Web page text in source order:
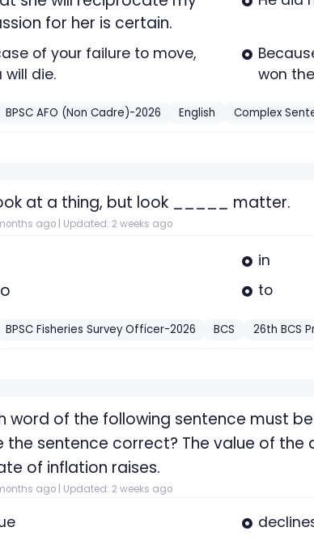
for her is certain.
of your failure to move,
will die.
won
BPSC AFO (Non Cadre)-2026 English Complex
at a thing, but look _____ matter.
ago | Updated: 2 weeks ago
in
to
BPSC Fisheries Survey Officer-2026 BCS 26th BCS
word of the following sentence must
the sentence correct? The value of the
of inflation raises.
ago | Updated: 2 weeks ago